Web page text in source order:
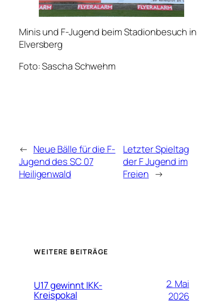
Minis und F-Jugend beim Stadionbesuch in
Elversberg
Foto: Sascha Schwehm
← Neue Bälle für die F-
Jugend des SC 07
Heiligenwald
Letzter Spieltag
der F Jugend im
Freien →
WEITERE BEITRÄGE
U17 gewinnt IKK-
Kreispokal
2. Mai
2026